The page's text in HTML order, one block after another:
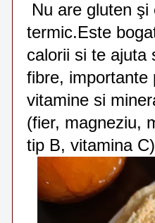
Nu are gluten
termic.Este
calorii si te ajuta
fibre, importante
vitamine si
(fier, magneziu,
tip B, vitamina